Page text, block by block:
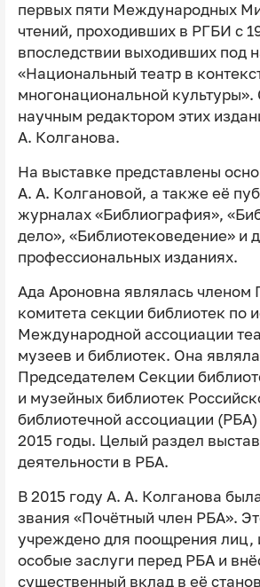
первых пяти Международных
чтений, проходивших в РГБИ с
впоследствии выходивших под
«Национальный театр в
многонациональной культуры».
научным редактором этих
А. Колганова.
На выставке представлены
А. А. Колгановой, а также её
журналах «Библиография»,
дело», «Библиотековедение» и
профессиональных изданиях.
Ада Ароновна являлась членом
комитета секции библиотек по
Международной ассоциации
музеев и библиотек. Она
Председателем Секции
и музейных библиотек
библиотечной ассоциации (РБА)
2015 годы. Целый раздел
деятельности в РБА.
В 2015 году А. А. Колганова
звания «Почётный член РБА».
учреждено для поощрения
особые заслуги перед РБА и
существенный вклад в её